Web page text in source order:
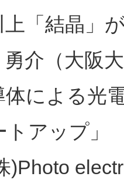
「結晶」
介（大阪
による光
アップ」
)Photo